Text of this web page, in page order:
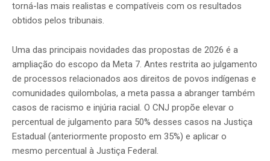
torná-las mais realistas e compatíveis com os resultados
obtidos pelos tribunais.
Uma das principais novidades das propostas de 2026 é a
ampliação do escopo da Meta 7. Antes restrita ao julgamento
de processos relacionados aos direitos de povos indígenas e
comunidades quilombolas, a meta passa a abranger também
casos de racismo e injúria racial. O CNJ propõe elevar o
percentual de julgamento para 50% desses casos na Justiça
Estadual (anteriormente proposto em 35%) e aplicar o
mesmo percentual à Justiça Federal.